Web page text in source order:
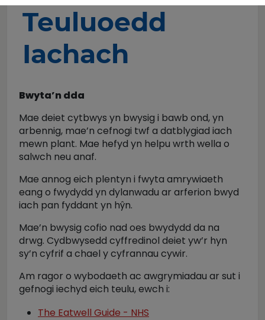
Teuluoedd
Iachach
Bwyta’n dda
Mae deiet cytbwys yn bwysig i bawb ond, yn
arbennig, mae’n cefnogi twf a datblygiad iach
mewn plant. Mae hefyd yn helpu wrth wella o
salwch neu anaf.
Mae annog eich plentyn i fwyta amrywiaeth
eang o fwydydd yn dylanwadu ar arferion bwyd
iach pan fyddant yn hŷn.
Mae’n bwysig cofio nad oes bwydydd da na
drwg. Cydbwysedd cyffredinol deiet yw’r hyn
sy’n cyfrif a chael y cyfrannau cywir.
Am ragor o wybodaeth ac awgrymiadau ar sut i
gefnogi iechyd eich teulu, ewch i:
The Eatwell Guide - NHS